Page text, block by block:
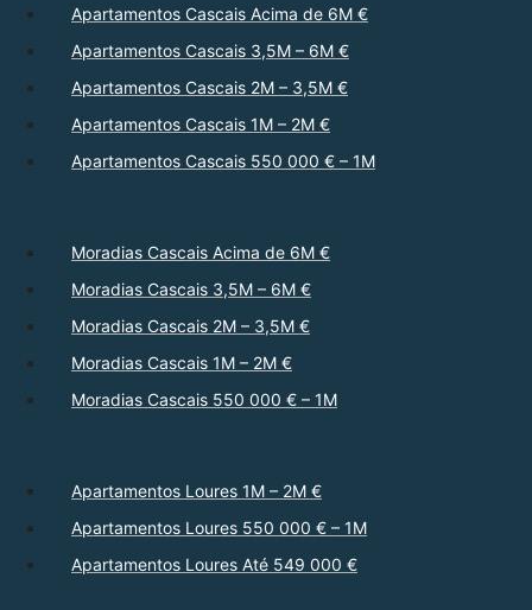
Apartamentos Cascais Acima de 6M €
Apartamentos Cascais 3,5M – 6M €
Apartamentos Cascais 2M – 3,5M €
Apartamentos Cascais 1M – 2M €
Apartamentos Cascais 550 000 € – 1M
Moradias Cascais Acima de 6M €
Moradias Cascais 3,5M – 6M €
Moradias Cascais 2M – 3,5M €
Moradias Cascais 1M – 2M €
Moradias Cascais 550 000 € – 1M
Apartamentos Loures 1M – 2M €
Apartamentos Loures 550 000 € – 1M
Apartamentos Loures Até 549 000 €